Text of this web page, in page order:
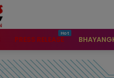
PRESS RELEASE